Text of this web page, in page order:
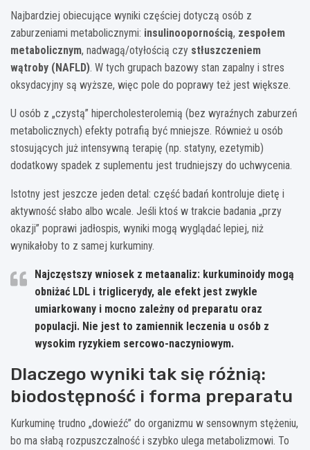
Najbardziej obiecujące wyniki częściej dotyczą osób z
zaburzeniami metabolicznymi: insulinoopornością, zespołem
metabolicznym, nadwagą/otyłością czy stłuszczeniem
wątroby (NAFLD). W tych grupach bazowy stan zapalny i stres
oksydacyjny są wyższe, więc pole do poprawy też jest większe.
U osób z „czystą” hipercholesterolemią (bez wyraźnych zaburzeń
metabolicznych) efekty potrafią być mniejsze. Również u osób
stosujących już intensywną terapię (np. statyny, ezetymib)
dodatkowy spadek z suplementu jest trudniejszy do uchwycenia.
Istotny jest jeszcze jeden detal: część badań kontroluje dietę i
aktywność słabo albo wcale. Jeśli ktoś w trakcie badania „przy
okazji” poprawi jadłospis, wyniki mogą wyglądać lepiej, niż
wynikałoby to z samej kurkuminy.
Najczęstszy wniosek z metaanaliz: kurkuminoidy mogą
obniżać LDL i triglicerydy, ale efekt jest zwykle
umiarkowany i mocno zależny od preparatu oraz
populacji. Nie jest to zamiennik leczenia u osób z
wysokim ryzykiem sercowo-naczyniowym.
Dlaczego wyniki tak się różnią:
biodostępność i forma preparatu
Kurkuminę trudno „dowieźć” do organizmu w sensownym stężeniu,
bo ma słabą rozpuszczalność i szybko ulega metabolizmowi. To